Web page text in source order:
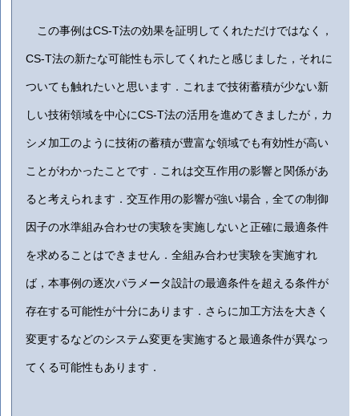
この事例はCS-T法の効果を証明してくれただけではなく，
CS-T法の新たな可能性も示してくれたと感じました，それに
ついても触れたいと思います．これまで技術蓄積が少ない新
しい技術領域を中心にCS-T法の活用を進めてきましたが，カ
シメ加工のように技術の蓄積が豊富な領域でも有効性が高い
ことがわかったことです．これは交互作用の影響と関係があ
ると考えられます．交互作用の影響が強い場合，全ての制御
因子の水準組み合わせの実験を実施しないと正確に最適条件
を求めることはできません．全組み合わせ実験を実施すれ
ば，本事例の逐次パラメータ設計の最適条件を超える条件が
存在する可能性が十分にあります．さらに加工方法を大きく
変更するなどのシステム変更を実施すると最適条件が異なっ
てくる可能性もあります．